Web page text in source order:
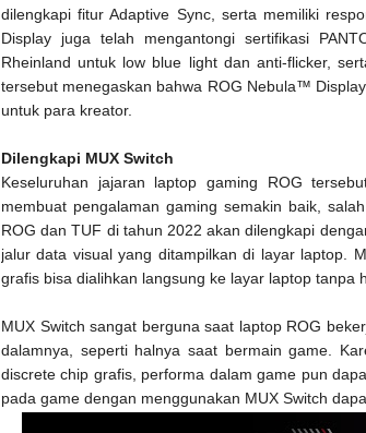
dilengkapi fitur Adaptive Sync, serta memiliki
Display juga telah mengantongi sertifikasi
Rheinland untuk low blue light dan anti-flicker,
tersebut menegaskan bahwa ROG Nebula™
untuk para kreator.
Dilengkapi MUX Switch
Keseluruhan jajaran laptop gaming ROG
membuat pengalaman gaming semakin baik,
ROG dan TUF di tahun 2022 akan dilengkapi
jalur data visual yang ditampilkan di layar laptop.
grafis bisa dialihkan langsung ke layar laptop tanpa
MUX Switch sangat berguna saat laptop ROG
dalamnya, seperti halnya saat bermain game.
discrete chip grafis, performa dalam game pun
pada game dengan menggunakan MUX Switch